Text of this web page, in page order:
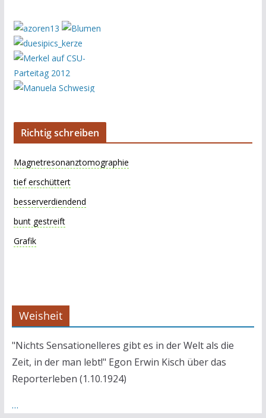
Richtig schreiben
Magnetresonanztomographie
tief erschüttert
besserverdiendend
bunt gestreift
Grafik
Weisheit
"Nichts Sensationelleres gibt es in der Welt als die
Zeit, in der man lebt!" Egon Erwin Kisch über das
Reporterleben (1.10.1924)
…